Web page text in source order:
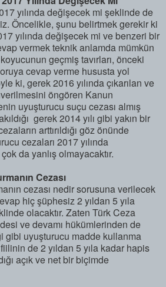
yılında değişecek mi şeklinde de
Öncelikle, şunu belirtmek gerekir ki
yılında değişecek mi ve benzeri bir
vermek teknik anlamda mümkün
geçmiş tavırları, önceki
cevap verme hususta yol
ki, gerek 2016 yılında çıkarılan ve
öngören Kanun
uyuşturucu suçu cezası almış
gerek 2014 yılı gibi yakın bir
arttırıldığı göz önünde
cezaları 2017 yılında
da yanlış olmayacaktır.
Cezası
cezası nedir sorusuna verilecek
hiç şüphesiz 2 yıldan 5 yıla
olacaktır. Zaten Türk Ceza
ve devamı hükümlerinden de
gibi uyuşturucu madde kullanma
de 2 yıldan 5 yıla kadar hapis
açık ve net bir biçimde